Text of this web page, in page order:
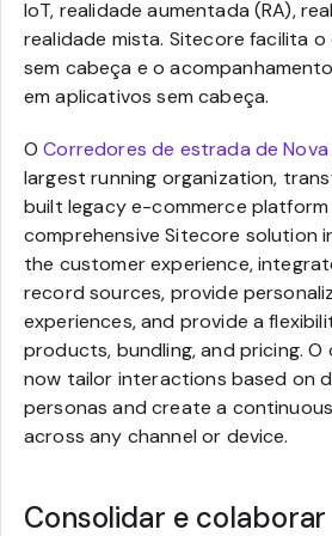
IoT, realidade aumentada (RA),
realidade mista. Sitecore facilita
sem cabeça e o
em aplicativos sem cabeça.
OCorredores de estrada de
largest running organization,
built legacy e-commerce
comprehensive Sitecore solution
the customer experience,
record sources, provide
experiences, and provide a
products, bundling, and pricing. O
now tailor interactions based on
personas and create a
across any channel or device.
Consolidar e colaborar